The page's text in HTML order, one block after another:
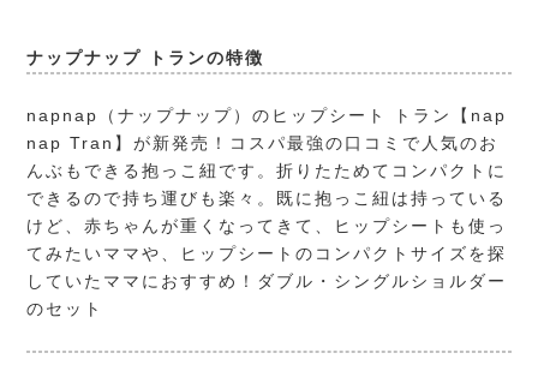
ナップナップ トランの特徴
napnap（ナップナップ）のヒップシート トラン【nap
nap Tran】が新発売！コスパ最強の口コミで人気のお
んぶもできる抱っこ紐です。折りたためてコンパクトに
できるので持ち運びも楽々。既に抱っこ紐は持っている
けど、赤ちゃんが重くなってきて、ヒップシートも使っ
てみたいママや、ヒップシートのコンパクトサイズを探
していたママにおすすめ！ダブル・シングルショルダー
のセット